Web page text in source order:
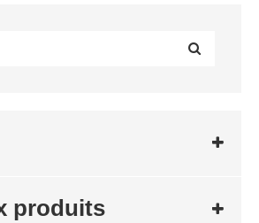
produits